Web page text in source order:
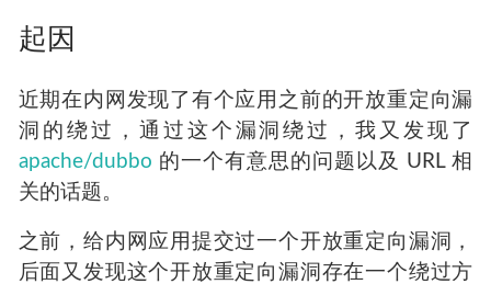
起因
近期在内网发现了有个应用之前的开放重定向漏
洞的绕过，通过这个漏洞绕过，我又发现了
apache/dubbo 的一个有意思的问题以及 URL 相
关的话题。
之前，给内网应用提交过一个开放重定向漏洞，
后面又发现这个开放重定向漏洞存在一个绕过方